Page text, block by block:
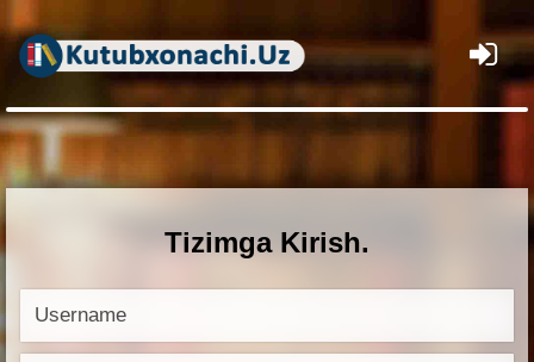
×
Tizimga Kirish.